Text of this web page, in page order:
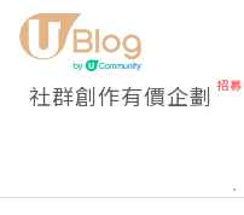
社群創作有價企劃